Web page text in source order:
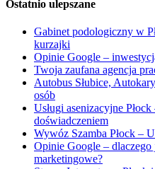
Ostatnio ulepszane
Gabinet podologiczny w
kurzajki
Opinie Google –
Twoja zaufana agencja
Autobus Słubice,
osób
Usługi asenizacyjne
doświadczeniem
Wywóz Szamba Płock –
Opinie Google – dlaczego
marketingowe?